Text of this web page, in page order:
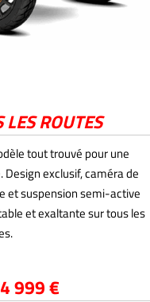
ROUTES
tout trouvé pour une
exclusif, caméra de
et suspension semi-active
et exaltante sur tous les
999 €